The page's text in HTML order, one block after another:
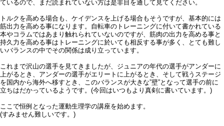
ているので、まだ読まれていない方は是非目を通して見てください。
トルクを高める場合も、ケイデンスを上げる場合もそうですが、基本的には
筋出力を高める事になります。自転車のトレーニングに付いて書かれている
本やコラムではあまり触れられていないのですが、筋肉の出力を高める事と
持久力を高める事はトレーニングに於いても相反する事が多く、とても難し
いバランスの中でその関係は成り立っています。
これまで沢山の選手を見てきましたが、ジュニアの年代の選手がアンダーに
上がるとき、アンダーの選手がエリートに上がるとき、そして戦うステージ
を国内から海外へ移すとき、このバランスが大きな”壁”となって選手の前に
立ちはだかっているようです。(今回はいつもより真剣に書いています。)
ここで恒例となった運動生理学の講座を始めます。
(すみません難しいです。)